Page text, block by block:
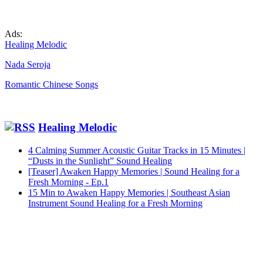
Ads:
Healing Melodic
Nada Seroja
Romantic Chinese Songs
Healing Melodic
4 Calming Summer Acoustic Guitar Tracks in 15 Minutes |
“Dusts in the Sunlight” Sound Healing
[Teaser] Awaken Happy Memories | Sound Healing for a
Fresh Morning - Ep.1
15 Min to Awaken Happy Memories | Southeast Asian
Instrument Sound Healing for a Fresh Morning